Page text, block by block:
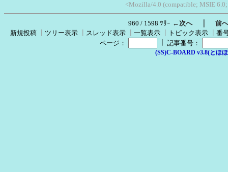
<Mozilla/4.0 (compatible; MSIE
960 / 1598 ﾂﾘｰ ←次へ｜ 前
新規投稿
ツリー表示 スレッド表示 一覧表示 トピック表示
番
ページ：
記事番号：
(SS)C-BOARD v3.8(とほ